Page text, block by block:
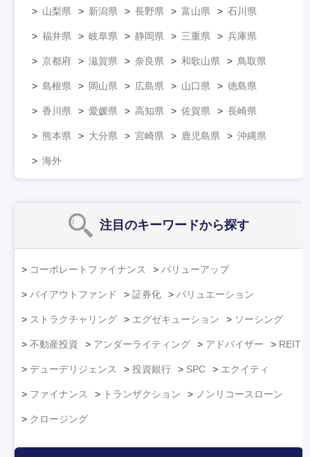
山梨県 新潟県 長野県 富山県 石川県
福井県 岐阜県 静岡県 三重県 兵庫県
京都府 滋賀県 奈良県 和歌山県 鳥取県
島根県 岡山県 広島県 山口県 徳島県
香川県 愛媛県 高知県 佐賀県 長崎県
熊本県 大分県 宮崎県 鹿児島県 沖縄県
海外
注目のキーワードから探す
コーポレートファイナンス バリューアップ
バイアウトファンド 証券化 バリュエーション
ストラクチャリング エグゼキューション ソーシング
不動産投資 アンダーライティング アドバイザー REIT
デューデリジェンス 投資銀行 SPC エクイティ
ファイナンス トランザクション ノンリコースローン
クロージング